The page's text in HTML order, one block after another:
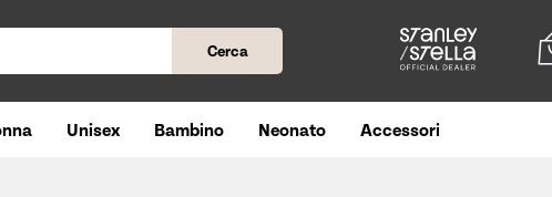
Cerca
Unisex Bambino Neonato Accessori